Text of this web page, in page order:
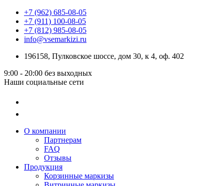
+7 (962) 685-08-05
+7 (911) 100-08-05
+7 (812) 985-08-05
info@vsemarkizi.ru
196158, Пулковское шоссе, дом 30, к 4, оф. 402
9:00 - 20:00 без выходных
Наши социальные сети
О компании
Партнерам
FAQ
Отзывы
Продукция
Корзинные маркизы